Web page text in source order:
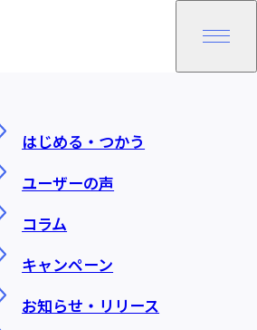
はじめる・つかう
ユーザーの声
コラム
キャンペーン
お知らせ・リリース
23:59